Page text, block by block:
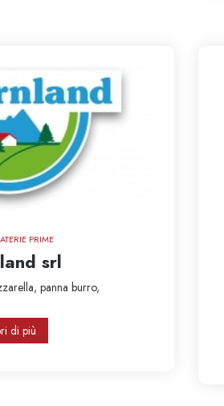
PRIME
srl
panna burro,
di più